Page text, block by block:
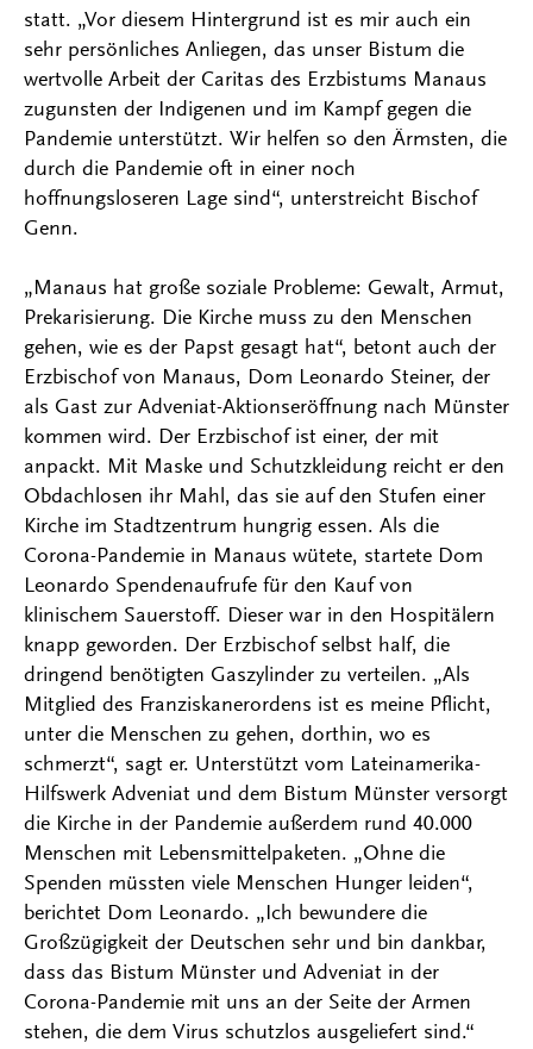
statt. „Vor diesem Hintergrund ist es mir auch ein
sehr persönliches Anliegen, das unser Bistum die
wertvolle Arbeit der Caritas des Erzbistums Manaus
zugunsten der Indigenen und im Kampf gegen die
Pandemie unterstützt. Wir helfen so den Ärmsten, die
durch die Pandemie oft in einer noch
hoffnungsloseren Lage sind“, unterstreicht Bischof
Genn.
„Manaus hat große soziale Probleme: Gewalt, Armut,
Prekarisierung. Die Kirche muss zu den Menschen
gehen, wie es der Papst gesagt hat“, betont auch der
Erzbischof von Manaus, Dom Leonardo Steiner, der
als Gast zur Adveniat-Aktionseröffnung nach Münster
kommen wird. Der Erzbischof ist einer, der mit
anpackt. Mit Maske und Schutzkleidung reicht er den
Obdachlosen ihr Mahl, das sie auf den Stufen einer
Kirche im Stadtzentrum hungrig essen. Als die
Corona-Pandemie in Manaus wütete, startete Dom
Leonardo Spendenaufrufe für den Kauf von
klinischem Sauerstoff. Dieser war in den Hospitälern
knapp geworden. Der Erzbischof selbst half, die
dringend benötigten Gaszylinder zu verteilen. „Als
Mitglied des Franziskanerordens ist es meine Pflicht,
unter die Menschen zu gehen, dorthin, wo es
schmerzt“, sagt er. Unterstützt vom Lateinamerika-
Hilfswerk Adveniat und dem Bistum Münster versorgt
die Kirche in der Pandemie außerdem rund 40.000
Menschen mit Lebensmittelpaketen. „Ohne die
Spenden müssten viele Menschen Hunger leiden“,
berichtet Dom Leonardo. „Ich bewundere die
Großzügigkeit der Deutschen sehr und bin dankbar,
dass das Bistum Münster und Adveniat in der
Corona-Pandemie mit uns an der Seite der Armen
stehen, die dem Virus schutzlos ausgeliefert sind.“